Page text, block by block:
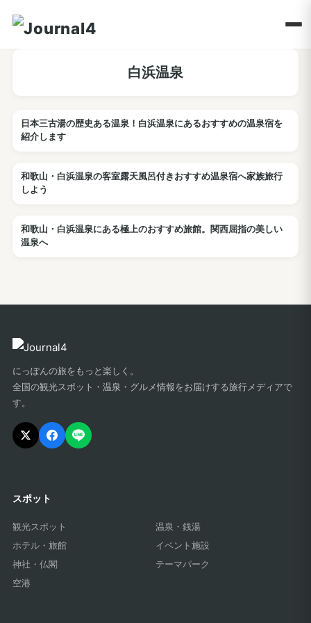
白浜温泉
ホテル
日本三古湯の歴史ある温泉！白浜温泉にあるおすすめの温泉宿を
紹介します
ホテル
和歌山・白浜温泉の客室露天風呂付きおすすめ温泉宿へ家族旅行
しよう
ホテル
和歌山・白浜温泉にある極上のおすすめ旅館。関西屈指の美しい
温泉へ
にっぽんの旅をもっと楽しく。
全国の観光スポット・温泉・グルメ情報をお届けする旅行メディアで
す。
スポット
観光スポット
温泉・銭湯
ホテル・旅館
イベント施設
神社・仏閣
テーマパーク
空港